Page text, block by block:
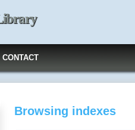
CONTACT
Browsing indexes